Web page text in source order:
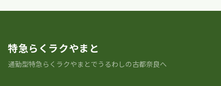
特急らくラクやまと
通勤型特急らくラクやまとでうるわしの古都奈良へ